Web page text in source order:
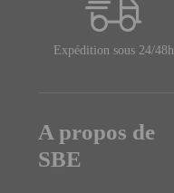
Expédition sous 24/48h
A propos de
SBE